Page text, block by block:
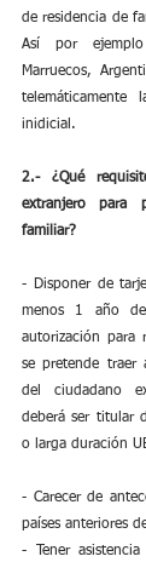
de residencia de
Así por
Marruecos,
telemáticamente
inidicial.
2.- ¿Qué
extranjero para
familiar?
- Disponer de
menos 1 año
autorización para
se pretende traer
del ciudadano
deberá ser titular
o larga duración
- Carecer de
países anteriores
- Tener